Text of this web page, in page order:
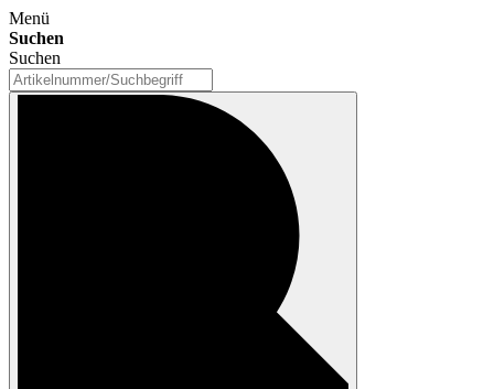
Menü
Suchen
Suchen